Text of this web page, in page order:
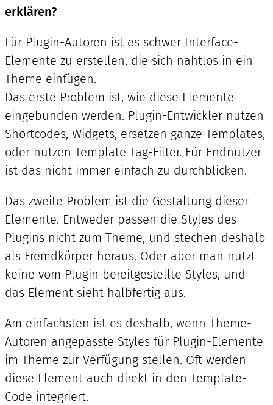
erklären?
Für Plugin-Autoren ist es schwer Interface-
Elemente zu erstellen, die sich nahtlos in ein
Theme einfügen.
Das erste Problem ist, wie diese Elemente
eingebunden werden. Plugin-Entwickler nutzen
Shortcodes, Widgets, ersetzen ganze Templates,
oder nutzen Template Tag-Filter. Für Endnutzer
ist das nicht immer einfach zu durchblicken.
Das zweite Problem ist die Gestaltung dieser
Elemente. Entweder passen die Styles des
Plugins nicht zum Theme, und stechen deshalb
als Fremdkörper heraus. Oder aber man nutzt
keine vom Plugin bereitgestellte Styles, und
das Element sieht halbfertig aus.
Am einfachsten ist es deshalb, wenn Theme-
Autoren angepasste Styles für Plugin-Elemente
im Theme zur Verfügung stellen. Oft werden
diese Element auch direkt in den Template-
Code integriert.